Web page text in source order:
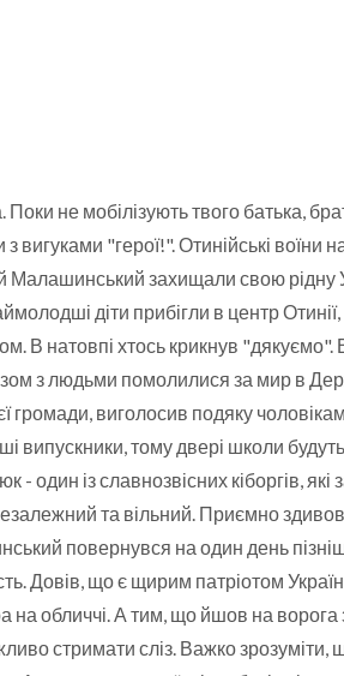
не мобілізують твого батька,
вигуками "герої!". Отинійські воїни
Малашинський захищали свою рідну
діти прибігли в центр Отинії,
В натовпі хтось крикнув "дякуємо".
з людьми помолилися за мир в
громади, виголосив подяку
випускники, тому двері школи
- один із славнозвісних кіборгів,
та вільний. Приємно
повернувся на один день
Довів, що є щирим патріотом
на обличчі. А тим, що йшов на ворога
стримати сліз. Важко зрозуміти,